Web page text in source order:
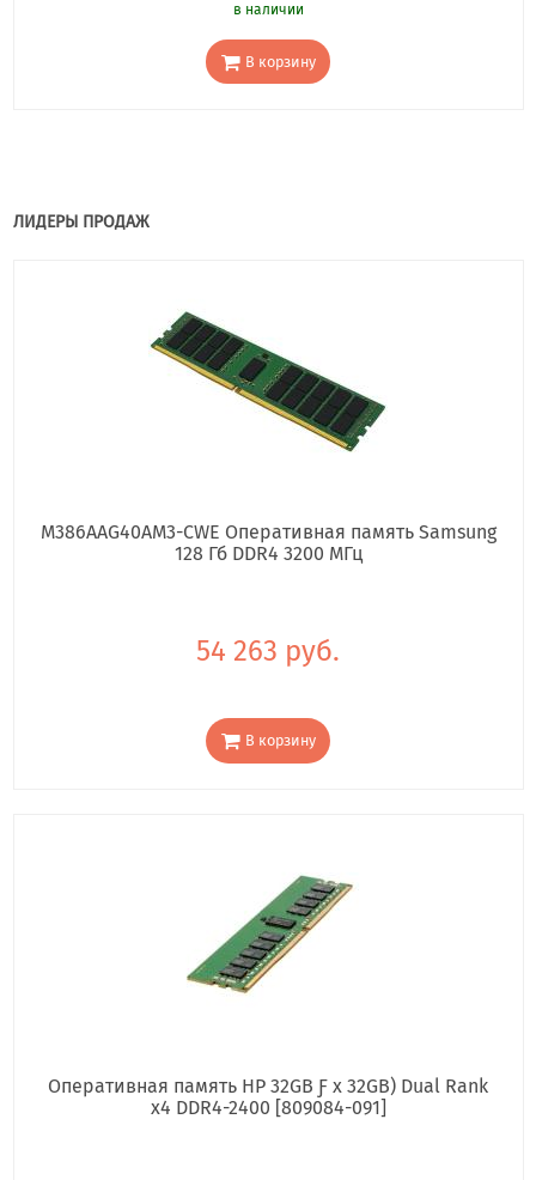
в наличии
В корзину
ЛИДЕРЫ ПРОДАЖ
M386AAG40AM3-CWE Оперативная память Samsung
128 Гб DDR4 3200 МГц
54 263 руб.
В корзину
Оперативная память HP 32GB Ƒ x 32GB) Dual Rank
x4 DDR4-2400 [809084-091]